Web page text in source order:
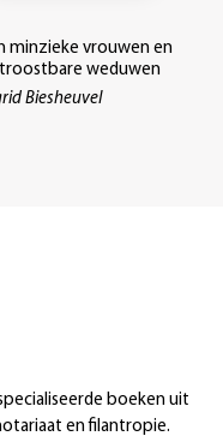
minzieke vrouwen en
weduwen
Biesheuvel
boeken uit
en filantropie.